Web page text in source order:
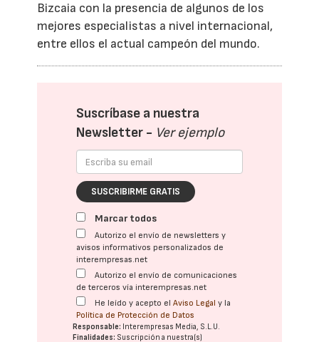
Bizcaia con la presencia de algunos de los
mejores especialistas a nivel internacional,
entre ellos el actual campeón del mundo.
Suscríbase a nuestra
Newsletter - Ver ejemplo
SUSCRIBIRME GRATIS
Marcar todos
Autorizo el envío de newsletters y
avisos informativos personalizados de
interempresas.net
Autorizo el envío de comunicaciones
de terceros vía interempresas.net
He leído y acepto elAviso Legal y la
Política de Protección de Datos
Responsable: Interempresas Media, S.L.U.
Finalidades: Suscripción a nuestra(s)